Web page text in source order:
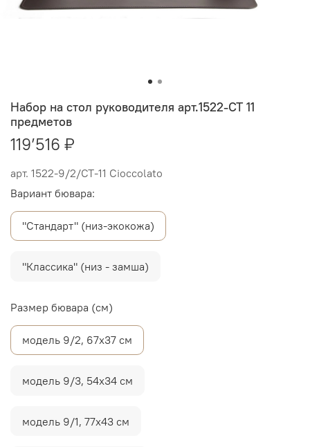
арт. 1522-9/2/СТ-11 Cioccolato
Набор на стол руководителя арт.1522-СТ 11
предметов
119’516 ₽
Вариант бювара:
"Стандарт" (низ-экокожа)
"Классика" (низ - замша)
Размер бювара (см)
модель 9/2, 67х37 см
модель 9/3, 54х34 см
модель 9/1, 77х43 см